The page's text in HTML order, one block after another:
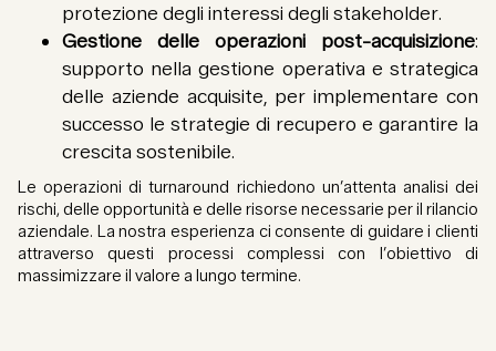
protezione degli interessi degli stakeholder.
Gestione delle operazioni post-acquisizione:
supporto nella gestione operativa e strategica
delle aziende acquisite, per implementare con
successo le strategie di recupero e garantire la
crescita sostenibile.
Le operazioni di turnaround richiedono un’attenta analisi dei
rischi, delle opportunità e delle risorse necessarie per il rilancio
aziendale. La nostra esperienza ci consente di guidare i clienti
attraverso questi processi complessi con l’obiettivo di
massimizzare il valore a lungo termine.